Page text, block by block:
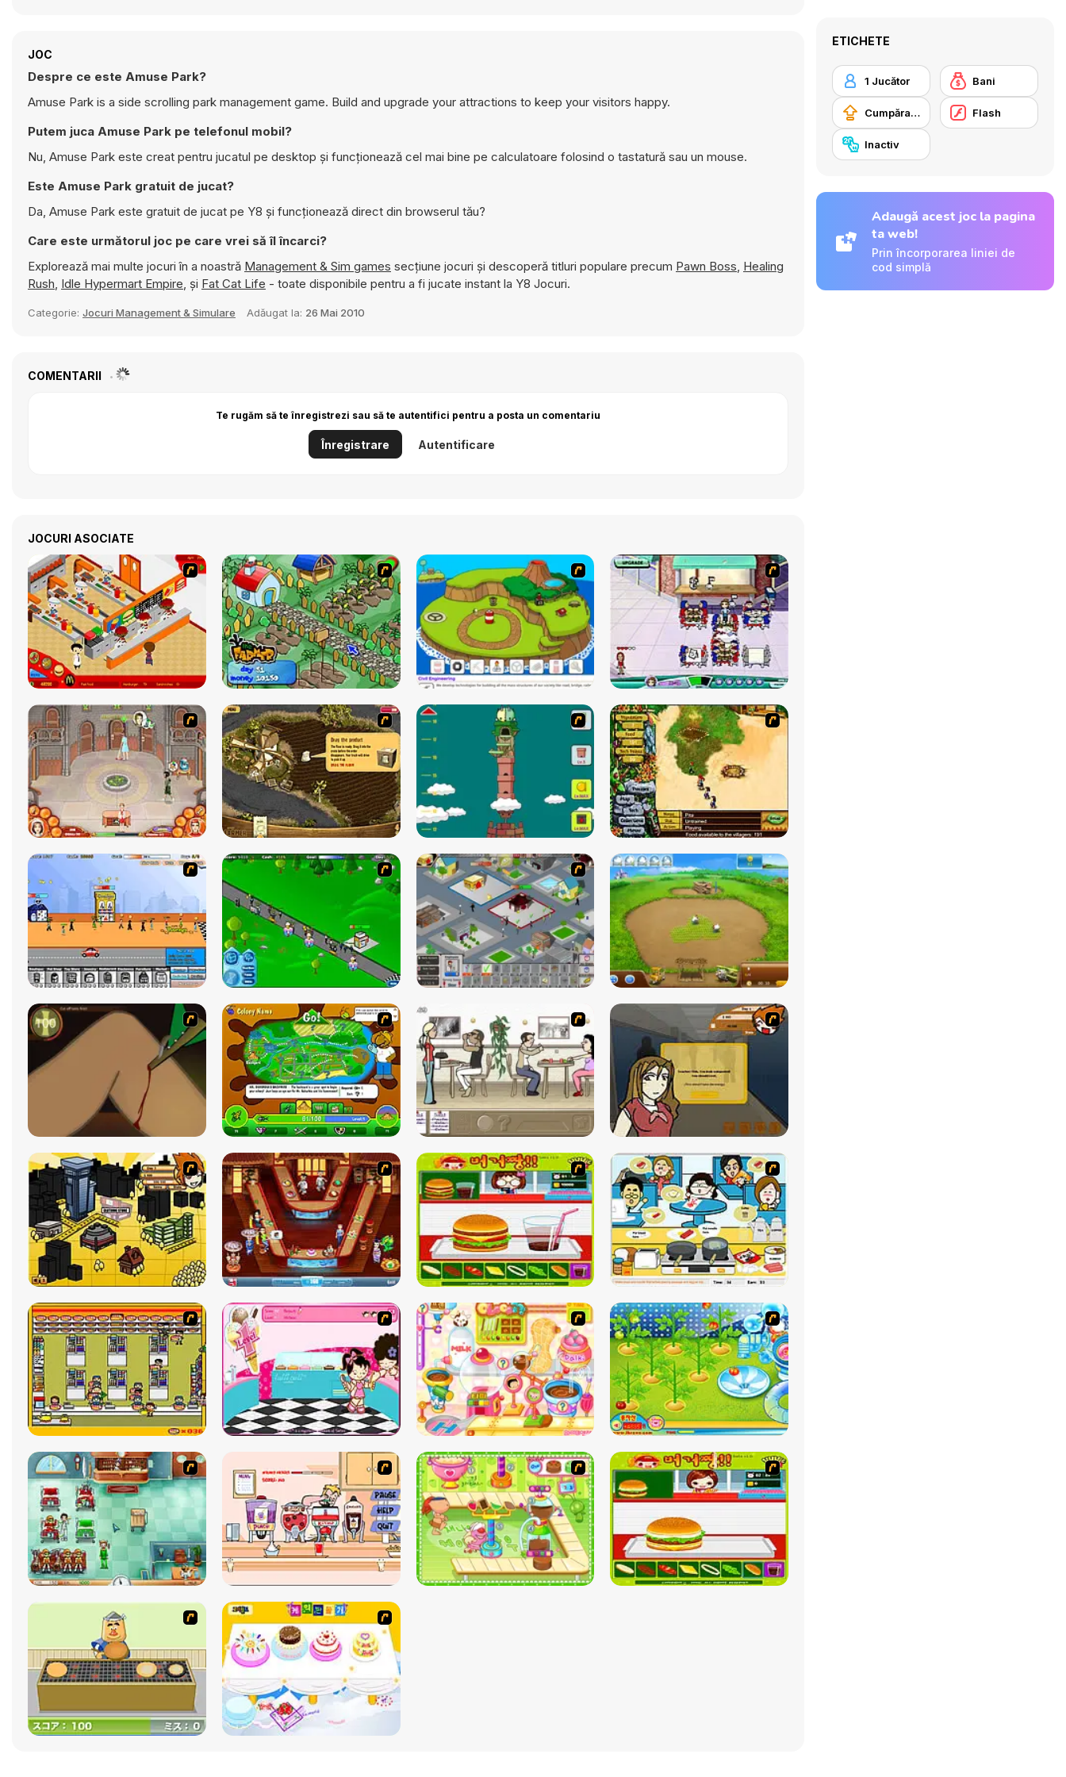
JOC
Despre ce este Amuse Park?
Amuse Park is a side scrolling park management game. Build and upgrade your attractions to keep your visitors happy.
Putem juca Amuse Park pe telefonul mobil?
Nu, Amuse Park este creat pentru jucatul pe desktop și funcționează cel mai bine pe calculatoare folosind o tastatură sau un mouse.
Este Amuse Park gratuit de jucat?
Da, Amuse Park este gratuit de jucat pe Y8 și funcționează direct din browserul tău?
Care este următorul joc pe care vrei să îl încarci?
Explorează mai multe jocuri în a noastră Management & Sim games secțiune jocuri și descoperă titluri populare precum Pawn Boss, Healing
Rush, Idle Hypermart Empire, și Fat Cat Life - toate disponibile pentru a fi jucate instant la Y8 Jocuri.
Categorie: Jocuri Management & Simulare Adăugat la: 26 Mai 2010
COMENTARII
Te rugăm să te înregistrezi sau să te autentifici pentru a posta un comentariu
Înregistrare Autentificare
JOCURI ASOCIATE
ETICHETE
1 Jucător Bani
Cumpărare Echipamente Actualizate Flash
Inactiv
Adaugă acest joc la pagina
ta web!
Prin încorporarea liniei de
cod simplă